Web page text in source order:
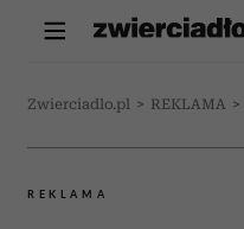
Zwierciadlo.pl > REKLAMA >
REKLAMA